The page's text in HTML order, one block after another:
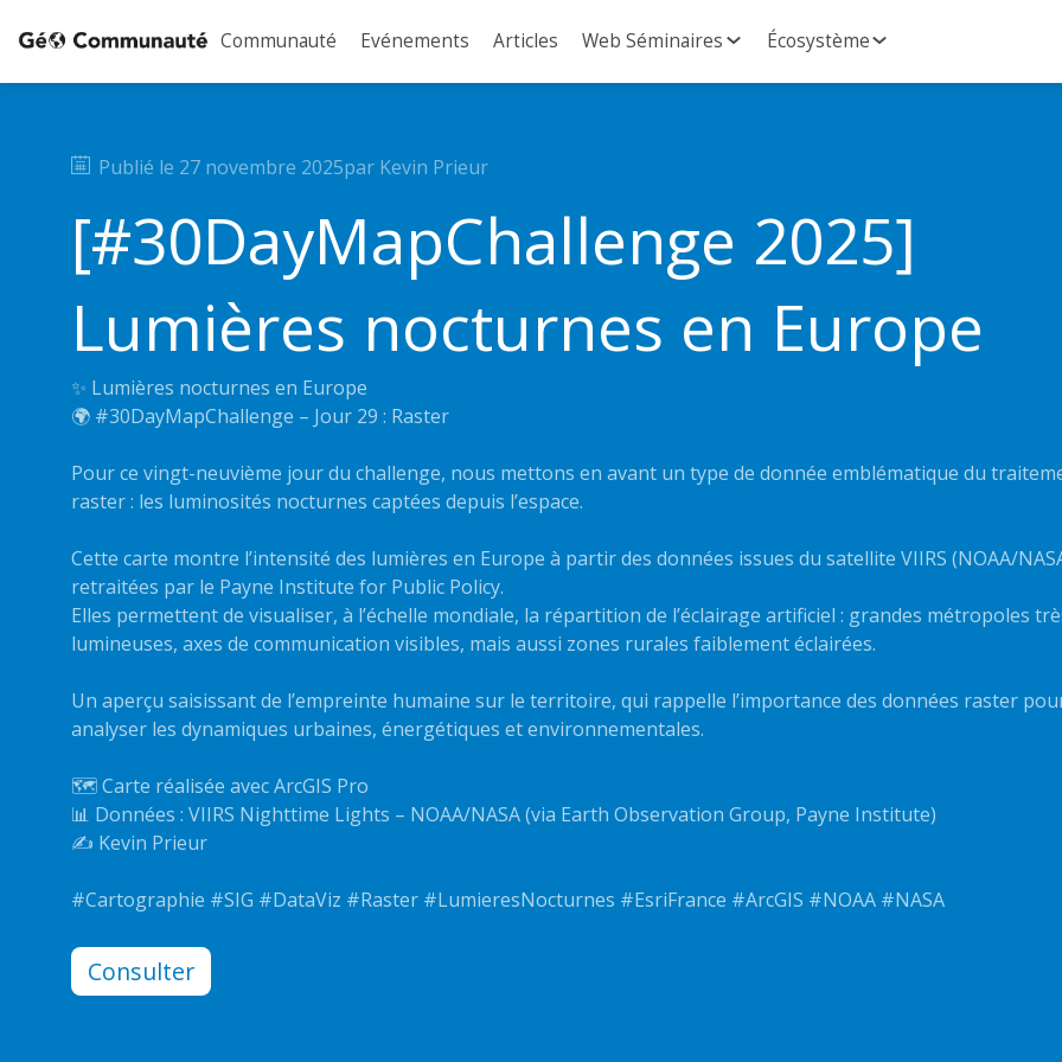
Communauté Evénements Articles Web Séminaires Écosystème
Publié le 27 novembre 2025par Kevin Prieur
[#30DayMapChallenge 2025]
Lumières nocturnes en Europe
✨ Lumières nocturnes en Europe
🌍 #30DayMapChallenge – Jour 29 : Raster
Pour ce vingt-neuvième jour du challenge, nous mettons en avant un type de donnée emblématique du
raster : les luminosités nocturnes captées depuis l’espace.
Cette carte montre l’intensité des lumières en Europe à partir des données issues du satellite VIIRS (NOAA/
retraitées par le Payne Institute for Public Policy.
Elles permettent de visualiser, à l’échelle mondiale, la répartition de l’éclairage artificiel : grandes métropoles
lumineuses, axes de communication visibles, mais aussi zones rurales faiblement éclairées.
Un aperçu saisissant de l’empreinte humaine sur le territoire, qui rappelle l’importance des données raster
analyser les dynamiques urbaines, énergétiques et environnementales.
🗺️ Carte réalisée avec ArcGIS Pro
📊 Données : VIIRS Nighttime Lights – NOAA/NASA (via Earth Observation Group, Payne Institute)
✍️ Kevin Prieur
#Cartographie #SIG #DataViz #Raster #LumieresNocturnes #EsriFrance #ArcGIS #NOAA #NASA
Consulter